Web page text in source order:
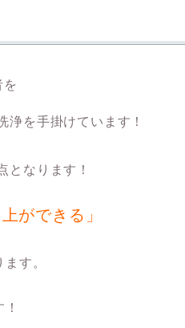
を手掛けています！
となります！
ができる」
す。